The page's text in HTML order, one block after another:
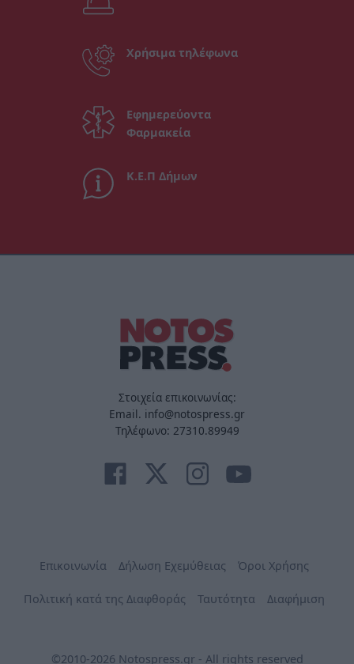
Χρήσιμα τηλέφωνα
Εφημερεύοντα
Φαρμακεία
Κ.Ε.Π Δήμων
Στοιχεία επικοινωνίας:
Email. info@notospress.gr
Τηλέφωνο: 27310.89949
Επικοινωνία Δήλωση Εχεμύθειας Όροι Χρήσης
Πολιτική κατά της Διαφθοράς Ταυτότητα Διαφήμιση
©2010-2026 Notospress.gr - All rights reserved